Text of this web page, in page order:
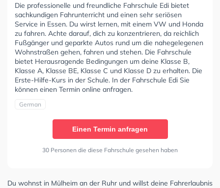
Die professionelle und freundliche Fahrschule Edi bietet
sachkundigen Fahrunterricht und einen sehr seriösen
Service in Essen. Du wirst lernen, mit einem VW und Honda
zu fahren. Achte darauf, dich zu konzentrieren, da reichlich
Fußgänger und geparkte Autos rund um die nahegelegenen
Wohnstraßen gehen, fahren und stehen. Die Fahrschule
bietet Herausragende Bedingungen um deine Klasse B,
Klasse A, Klasse BE, Klasse C und Klasse D zu erhalten. Die
Erste-Hilfe-Kurs in der Schule. In der Fahrschule Edi Sie
können einen Termin online anfragen.
German
Einen Termin anfragen
30 Personen die diese Fahrschule gesehen haben
Du wohnst in Mülheim an der Ruhr und willst deine Fahrerlaubnis